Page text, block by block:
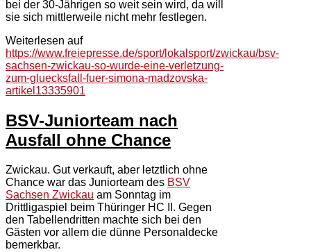
bei der 30-Jährigen so weit sein wird, da will
sie sich mittlerweile nicht mehr festlegen.
Weiterlesen auf
https://www.freiepresse.de/sport/lokalsport/zwickau/bsv-
sachsen-zwickau-so-wurde-eine-verletzung-
zum-gluecksfall-fuer-simona-madzovska-
artikel13335901
BSV-Juniorteam nach
Ausfall ohne Chance
Zwickau. Gut verkauft, aber letztlich ohne
Chance war das Juniorteam des BSV
Sachsen Zwickau am Sonntag im
Drittligaspiel beim Thüringer HC II. Gegen
den Tabellendritten machte sich bei den
Gästen vor allem die dünne Personaldecke
bemerkbar.